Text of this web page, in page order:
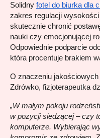
Solidny fotel do biurka dla
zakres regulacji
skutecznie chronić
nauki czy emocjonującej
Odpowiednie podparcie
która procentuje brakiem
O znaczeniu
Zdrówko, fizjoterapeutka
„W małym pokoju
w pozycji siedzącej – czy
komputerze. Wybierając